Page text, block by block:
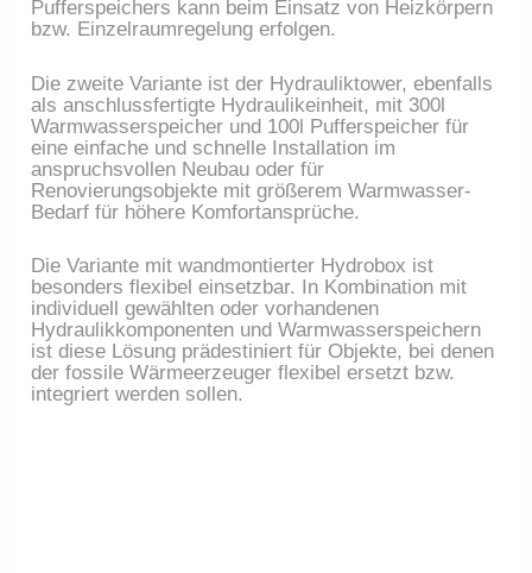
Pufferspeichers kann beim Einsatz von Heizkörpern
bzw. Einzelraumregelung erfolgen.
Die zweite Variante ist der Hydrauliktower, ebenfalls
als anschlussfertigte Hydraulikeinheit, mit 300l
Warmwasserspeicher und 100l Pufferspeicher für
eine einfache und schnelle Installation im
anspruchsvollen Neubau oder für
Renovierungsobjekte mit größerem Warmwasser-
Bedarf für höhere Komfortansprüche.
Die Variante mit wandmontierter Hydrobox ist
besonders flexibel einsetzbar. In Kombination mit
individuell gewählten oder vorhandenen
Hydraulikkomponenten und Warmwasserspeichern
ist diese Lösung prädestiniert für Objekte, bei denen
der fossile Wärmeerzeuger flexibel ersetzt bzw.
integriert werden sollen.